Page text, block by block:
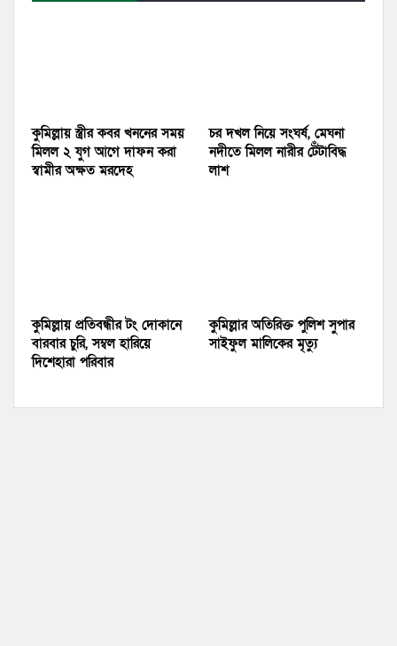
কুমিল্লায় স্ত্রীর কবর খননের সময়
মিলল ২ যুগ আগে দাফন করা
স্বামীর অক্ষত মরদেহ
চর দখল নিয়ে সংঘর্ষ, মেঘনা
নদীতে মিলল নারীর টেঁটাবিদ্ধ
লাশ
কুমিল্লায় প্রতিবন্ধীর টং দোকানে
বারবার চুরি, সম্বল হারিয়ে
দিশেহারা পরিবার
কুমিল্লার অতিরিক্ত পুলিশ সুপার
সাইফুল মালিকের মৃত্যু